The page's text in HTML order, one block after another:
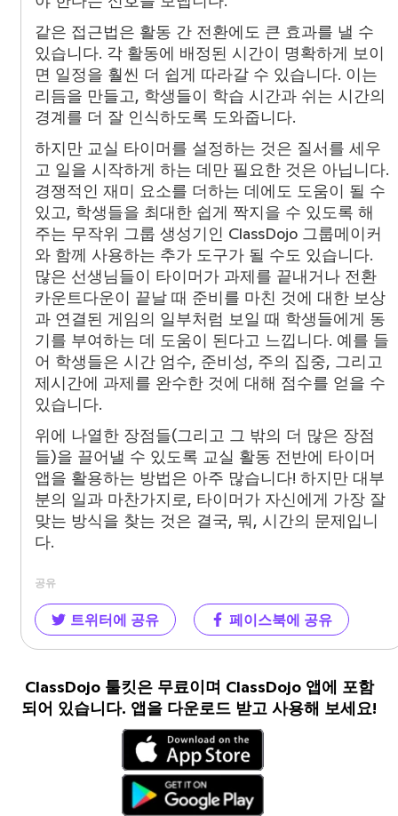
같은 접근법은 활동 간 전환에도 큰 효과를 낼 수
있습니다. 각 활동에 배정된 시간이 명확하게 보이
면 일정을 훨씬 더 쉽게 따라갈 수 있습니다. 이는
리듬을 만들고, 학생들이 학습 시간과 쉬는 시간의
경계를 더 잘 인식하도록 도와줍니다.
하지만 교실 타이머를 설정하는 것은 질서를 세우
고 일을 시작하게 하는 데만 필요한 것은 아닙니다.
경쟁적인 재미 요소를 더하는 데에도 도움이 될 수
있고, 학생들을 최대한 쉽게 짝지을 수 있도록 해
주는 무작위 그룹 생성기인 ClassDojo 그룹메이커
와 함께 사용하는 추가 도구가 될 수도 있습니다.
많은 선생님들이 타이머가 과제를 끝내거나 전환
카운트다운이 끝날 때 준비를 마친 것에 대한 보상
과 연결된 게임의 일부처럼 보일 때 학생들에게 동
기를 부여하는 데 도움이 된다고 느낍니다. 예를 들
어 학생들은 시간 엄수, 준비성, 주의 집중, 그리고
제시간에 과제를 완수한 것에 대해 점수를 얻을 수
있습니다.
위에 나열한 장점들(그리고 그 밖의 더 많은 장점
들)을 끌어낼 수 있도록 교실 활동 전반에 타이머
앱을 활용하는 방법은 아주 많습니다! 하지만 대부
분의 일과 마찬가지로, 타이머가 자신에게 가장 잘
맞는 방식을 찾는 것은 결국, 뭐, 시간의 문제입니
다.
공유
트위터에 공유 페이스북에 공유
ClassDojo 툴킷은 무료이며 ClassDojo 앱에 포함
되어 있습니다. 앱을 다운로드 받고 사용해 보세요!